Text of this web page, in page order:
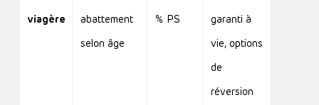
viagère abattement
selon âge
% PS garanti à
vie, options
de
réversion